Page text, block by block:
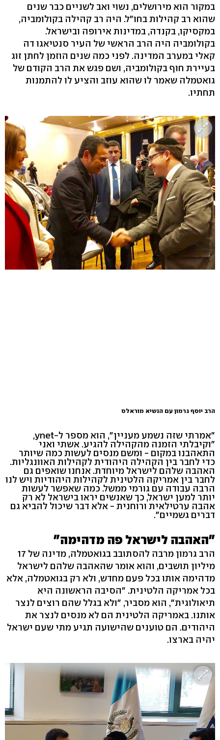
במקור הוא מירושלים, נשוי ואב לשניים כבר שנים
שהוא רב קהילות בחו"ל. היה רב קהילה בקולומביה,
במקסיקו, בקנדה, במדינות אירופה ובישראל.
בקולומביה היה הרב הראשי של העיר סנטיאגו דה
קאלי במערב המדינה. לפני כמה שנים הוזמן לחתן זוג
בעיירת חוף בקולומביה, ושם פגש את הרב הקודם של
גואטמלה שאמר לו שהוא עוזב והציע לו להתמנות
תחתיו.
הרב יוסף גרמון עם הנשיא מוראלס
"אמרתי שזה נשמע מעניין", הוא מספר ל-ynet,
"וקיבלתי הזמנה מהקהילה להגיע. אשתי ואני
התאהבנו במקום - ומשם מנסים לעשות כמה שיותר
כדי לחבר בין הקהילה היהודית לקהילות האוונגליות.
האהבה שלהם לישראל מיוחדת. אנחנו שואפים גם
לחבר בין אמריקה הלטינית לקהילות היהודיות ויש לנו
הרבה עבודה עם גורמי ממשל. כמה שאפשר לעשות
יותר למען ישראל, כך שאנשים יראו בישראל לא רק
אהבה ערטילאית ורוחנית - אלא דבר שיכול להביא גם
דברים גשמיים".
"האהבה לישראל פה מדהימה"
הרב גרמון מרבה להסתובב בגואטמלה, מדינה של 17
מיליון תושבים, והוא אומר שהאהבה שלהם לישראל
מדהימה אותו בכל פעם מחדש, ולא רק בגואטמלה, אלא
בכל אמריקה הלטינית. "הסיבה הראשונה היא
תיאולוגית", הוא מסביר, "ולא בגלל שהם רוצים לנצר
אותנו. באמריקה הלטינית הם לא מנסים לנצר את
היהודים. הם טוענים שהישועה תגיע מתי שעם ישראל
יהיה בארצו.